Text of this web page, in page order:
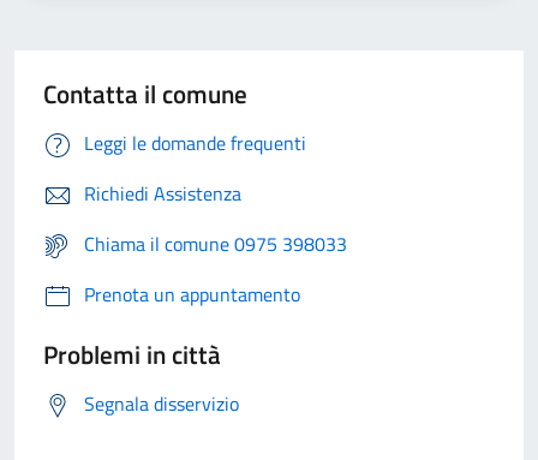
Contatta il comune
Leggi le domande frequenti
Richiedi Assistenza
Chiama il comune 0975 398033
Prenota un appuntamento
Problemi in città
Segnala disservizio